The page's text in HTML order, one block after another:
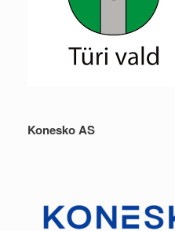
Konesko AS